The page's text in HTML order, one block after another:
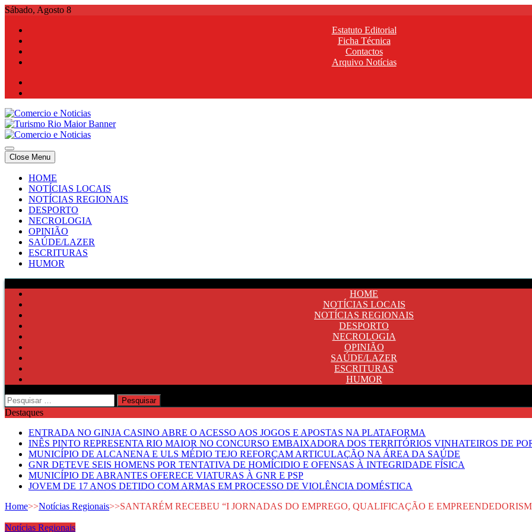
Skip
content
Sábado, Agosto 8
Estatuto Editorial
Ficha Técnica
Contactos
Arquivo Notícias
Comercio e Noticias
Notícias e Publicidade Online
Comercio e Noticias
Notícias e Publicidade Online
Close Menu
HOME
NOTÍCIAS LOCAIS
NOTÍCIAS REGIONAIS
DESPORTO
NECROLOGIA
OPINIÃO
SAÚDE/LAZER
ESCRITURAS
HUMOR
HOME
NOTÍCIAS LOCAIS
NOTÍCIAS REGIONAIS
DESPORTO
NECROLOGIA
OPINIÃO
SAÚDE/LAZER
ESCRITURAS
HUMOR
Pesquisar
por:
Destaques
ENTRADA NO GINJA CASINO ABRE O ACESSO AOS JOGOS E APOSTAS NA PLATAFORMA
INÊS PINTO REPRESENTA RIO MAIOR NO CONCURSO EMBAIXADORA DOS TERRITÓRIOS VINHATEIROS DE
MUNICÍPIO DE ALCANENA E ULS MÉDIO TEJO REFORÇAM ARTICULAÇÃO NA ÁREA DA SAÚDE
GNR DETEVE SEIS HOMENS POR TENTATIVA DE HOMÍCIDIO E OFENSAS À INTEGRIDADE FÍSICA
MUNICÍPIO DE ABRANTES OFERECE VIATURAS À GNR E PSP
JOVEM DE 17 ANOS DETIDO COM ARMAS EM PROCESSO DE VIOLÊNCIA DOMÉSTICA
Home>>Notícias Regionais>>SANTARÉM RECEBEU “I JORNADAS DO EMPREGO, QUALIFICAÇÃO E
Notícias Regionais